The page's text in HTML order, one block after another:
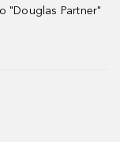
"Douglas Partner"